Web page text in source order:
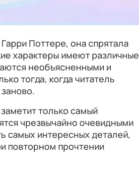
Поттере, она спрятала
характеры имеют различные
необъясненными и
тогда, когда читатель
только самый
чрезвычайно очевидными
самых интересных деталей,
повторном прочтении